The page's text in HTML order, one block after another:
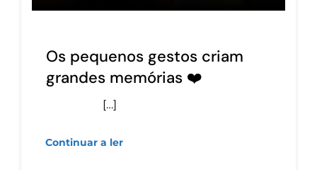
Os pequenos gestos criam
grandes memórias ❤️
[…]
Continuar a ler